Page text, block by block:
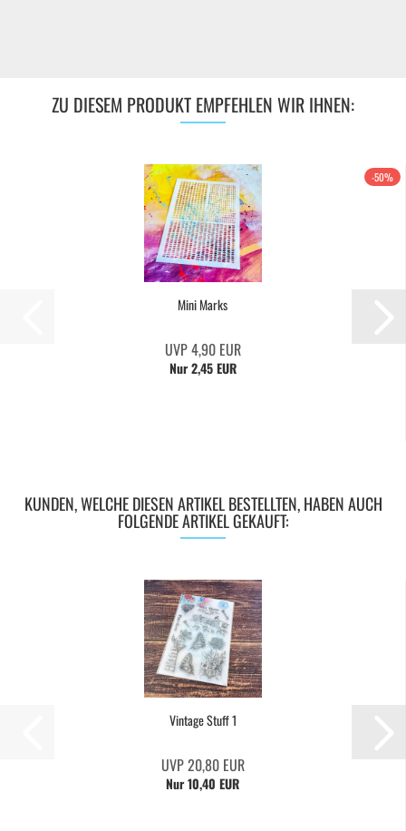
ZU DIESEM PRODUKT EMPFEHLEN WIR IHNEN:
-50%
Mini Marks
UVP 4,90 EUR
Nur 2,45 EUR
KUNDEN, WELCHE DIESEN ARTIKEL BESTELLTEN, HABEN AUCH
FOLGENDE ARTIKEL GEKAUFT:
Vintage Stuff 1
UVP 20,80 EUR
Nur 10,40 EUR